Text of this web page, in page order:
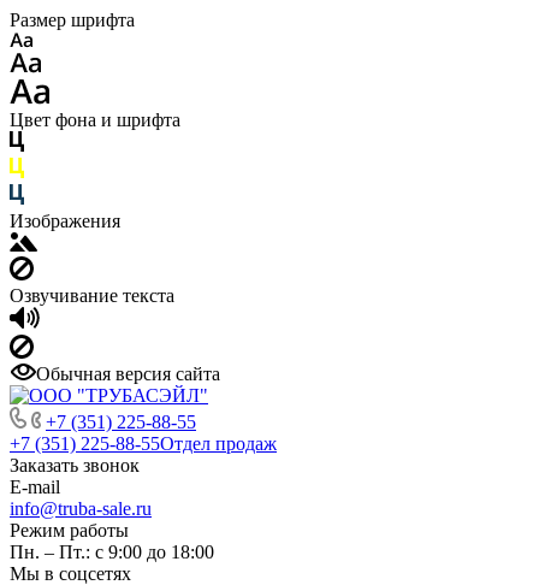
Размер шрифта
Цвет фона и шрифта
Изображения
Озвучивание текста
Обычная версия сайта
+7 (351) 225-88-55
+7 (351) 225-88-55Отдел продаж
Заказать звонок
E-mail
info@truba-sale.ru
Режим работы
Пн. – Пт.: с 9:00 до 18:00
Мы в соцсетях